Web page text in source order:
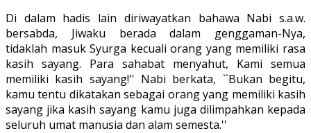
Di dalam hadis lain diriwayatkan bahawa Nabi s.a.w.
bersabda, Jiwaku berada dalam genggaman-Nya,
tidaklah masuk Syurga kecuali orang yang memiliki rasa
kasih sayang. Para sahabat menyahut, Kami semua
memiliki kasih sayang!'' Nabi berkata, ``Bukan begitu,
kamu tentu dikatakan sebagai orang yang memiliki kasih
sayang jika kasih sayang kamu juga dilimpahkan kepada
seluruh umat manusia dan alam semesta.''